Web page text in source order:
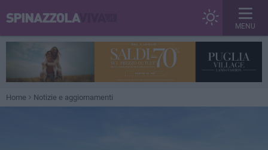
MENU
Home Notizie e aggiornamenti